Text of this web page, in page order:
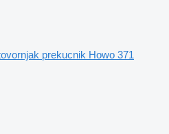
prekucnik Howo 371